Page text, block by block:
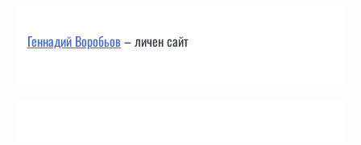
Геннадий Воробьов– личен сайт